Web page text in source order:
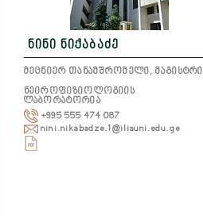
ნინი ნიქაბაძე
მეცნიერ თანამშრომელი, მაგისტრი
ნეიროფიზიოლოგიის
ლაბორატორია
+995 555 474 087
nini.nikabadze.1@iliauni.edu.ge